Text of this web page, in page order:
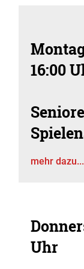
16:00
mehr dazu...
Uhr